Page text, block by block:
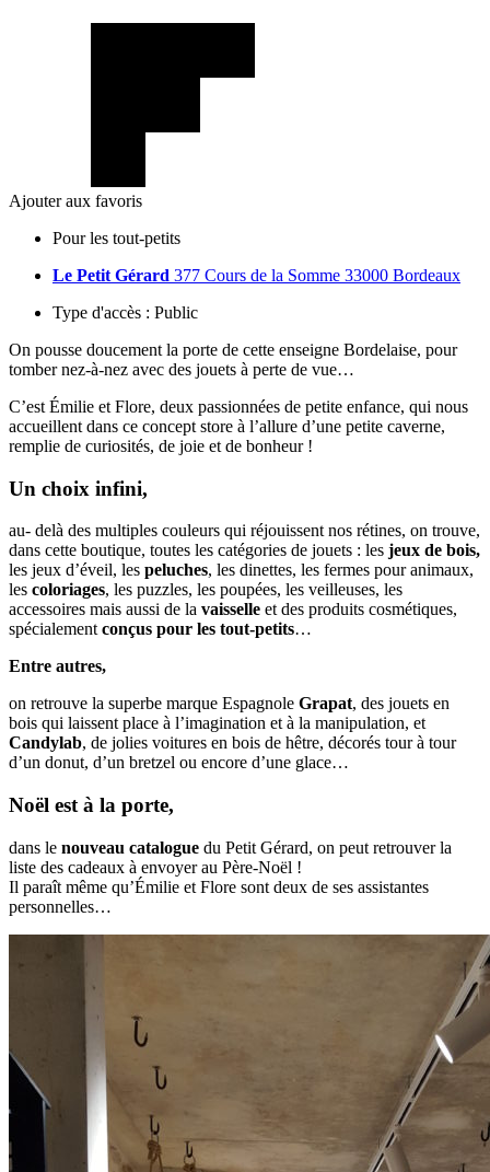
Ajouter aux favoris
Pour les tout-petits
Le Petit Gérard 377 Cours de la Somme 33000 Bordeaux
Type d'accès : Public
On pousse doucement la porte de cette enseigne Bordelaise, pour
tomber nez-à-nez avec des jouets à perte de vue…
C’est Émilie et Flore, deux passionnées de petite enfance, qui nous
accueillent dans ce concept store à l’allure d’une petite caverne,
remplie de curiosités, de joie et de bonheur !
Un choix infini,
au- delà des multiples couleurs qui réjouissent nos rétines, on trouve,
dans cette boutique, toutes les catégories de jouets : les jeux de bois,
les jeux d’éveil, les peluches, les dinettes, les fermes pour animaux,
les coloriages, les puzzles, les poupées, les veilleuses, les
accessoires mais aussi de la vaisselle et des produits cosmétiques,
spécialement conçus pour les tout-petits…
Entre autres,
on retrouve la superbe marque Espagnole Grapat, des jouets en
bois qui laissent place à l’imagination et à la manipulation, et
Candylab, de jolies voitures en bois de hêtre, décorés tour à tour
d’un donut, d’un bretzel ou encore d’une glace…
Noël est à la porte,
dans le nouveau catalogue du Petit Gérard, on peut retrouver la
liste des cadeaux à envoyer au Père-Noël !
Il paraît même qu’Émilie et Flore sont deux de ses assistantes
personnelles…